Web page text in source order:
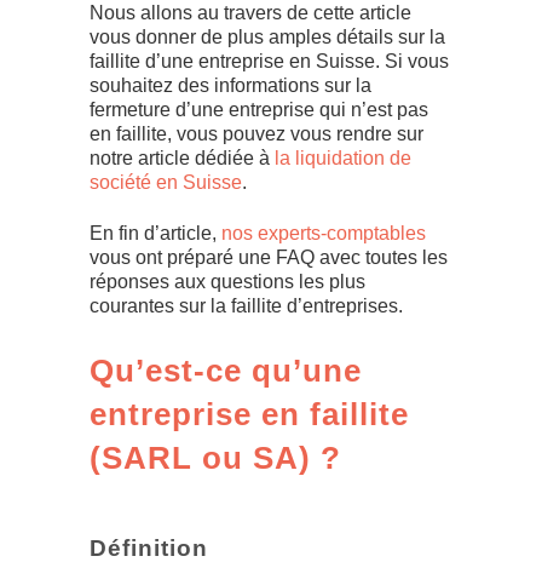
Nous allons au travers de cette article
vous donner de plus amples détails sur la
faillite d’une entreprise en Suisse. Si vous
souhaitez des informations sur la
fermeture d’une entreprise qui n’est pas
en faillite, vous pouvez vous rendre sur
notre article dédiée à la liquidation de
société en Suisse.
En fin d’article, nos experts-comptables
vous ont préparé une FAQ avec toutes les
réponses aux questions les plus
courantes sur la faillite d’entreprises.
Qu’est-ce qu’une
entreprise en faillite
(SARL ou SA) ?
Définition